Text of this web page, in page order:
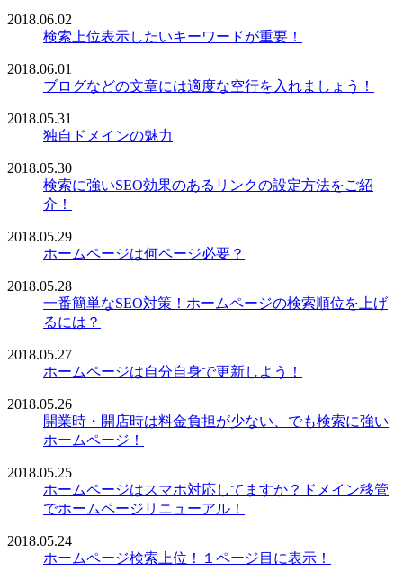
2018.06.02
検索上位表示したいキーワードが重要！
2018.06.01
ブログなどの文章には適度な空行を入れましょう！
2018.05.31
独自ドメインの魅力
2018.05.30
検索に強いSEO効果のあるリンクの設定方法をご紹
介！
2018.05.29
ホームページは何ページ必要？
2018.05.28
一番簡単なSEO対策！ホームページの検索順位を上げ
るには？
2018.05.27
ホームページは自分自身で更新しよう！
2018.05.26
開業時・開店時は料金負担が少ない、でも検索に強い
ホームページ！
2018.05.25
ホームページはスマホ対応してますか？ドメイン移管
でホームページリニューアル！
2018.05.24
ホームページ検索上位！１ページ目に表示！